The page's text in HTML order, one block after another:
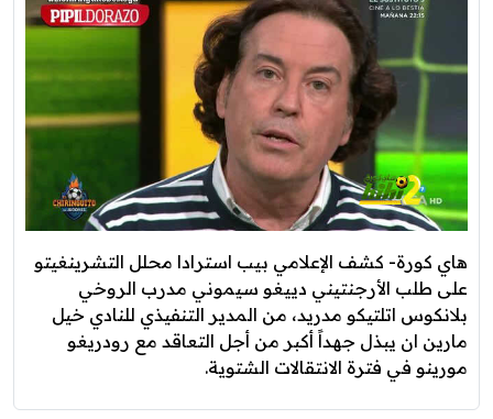
هاي كورة- كشف الإعلامي بيب استرادا محلل التشرينغيتو
على طلب الأرجنتيني دييغو سيموني مدرب الروخي
بلانكوس اتلتيكو مدريد، من المدير التنفيذي للنادي خيل
مارين ان يبذل جهداً أكبر من أجل التعاقد مع رودريغو
مورينو في فترة الانتقالات الشتوية.